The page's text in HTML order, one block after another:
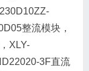
整流模块，
XLY-
3F直流